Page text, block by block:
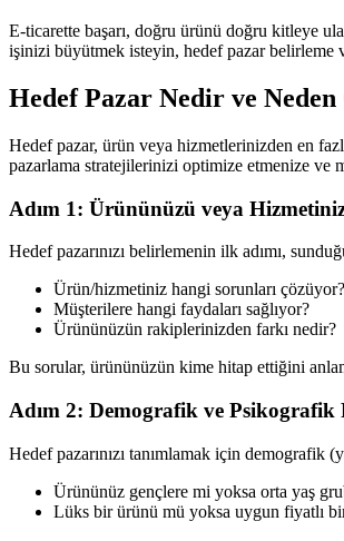
E-ticarette başarı, doğru ürünü doğru kitleye
işinizi büyütmek isteyin, hedef pazar belirleme
Hedef Pazar Nedir ve
Hedef pazar, ürün veya hizmetlerinizden en
pazarlama stratejilerinizi optimize etmenize ve
Adım 1: Ürününüzü veya
Hedef pazarınızı belirlemenin ilk adımı,
Ürün/hizmetiniz hangi sorunları çözüyor?
Müşterilere hangi faydaları sağlıyor?
Ürününüzün rakiplerinizden farkı nedir?
Bu sorular, ürününüzün kime hitap ettiğini
Adım 2: Demografik ve
Hedef pazarınızı tanımlamak için
Ürününüz gençlere mi yoksa orta yaş
Lüks bir ürünü mü yoksa uygun fiyatlı